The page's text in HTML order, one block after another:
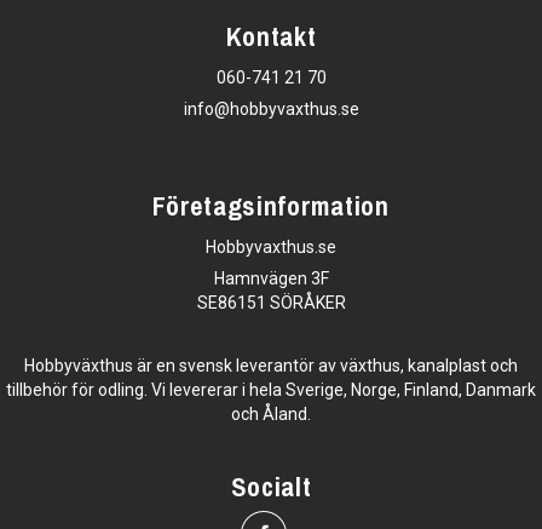
Kontakt
060-741 21 70
info@hobbyvaxthus.se
Företagsinformation
Hobbyvaxthus.se
Hamnvägen 3F
SE86151 SÖRÅKER
Hobbyväxthus är en svensk leverantör av växthus, kanalplast och
tillbehör för odling. Vi levererar i hela Sverige, Norge, Finland, Danmark
och Åland.
Socialt